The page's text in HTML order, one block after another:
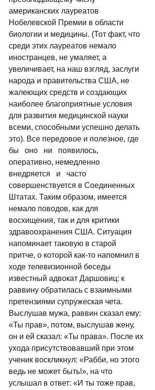
американских лауреатов
Нобелевской Премии в области
биологии и медицины. (Тот факт, что
среди этих лауреатов немало
иностранцев, не умаляет, а
увеличивает, на наш взгляд, заслуги
народа и правительства США, не
жалеющих средств и создающих
наиболее благоприятные условия
для развития медицинской науки
всеми, способными успешно делать
это). Все передовое и полезное, где
бы   оно   ни   появилось,
оперативно, немедленно
внедряется   и   часто
совершенствуется в Соединенных
Штатах. Таким образом, имеется
немало поводов, как для
восхищения, так и для критики
здравоохранения США. Ситуация
напоминает таковую в старой
притче, о которой как-то напомнил в
ходе телевизионной беседы
известный адвокат Даршовиц: к
раввину обратилась с взаимными
претензиями супружеская чета.
Выслушав мужа, раввин сказал ему:
«Ты прав», потом, выслушав жену,
он и ей сказал: «Ты права». После их
ухода присутствовавший при этом
ученик воскликнул: «Рабби, но этого
ведь не может быть!», на что
услышал в ответ: «И ты тоже прав,